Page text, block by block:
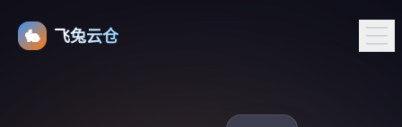
🐇 飞兔云仓